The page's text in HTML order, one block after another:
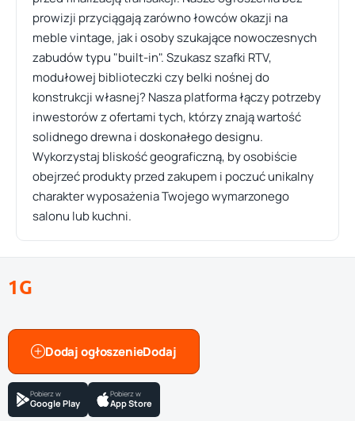
prowizji przyciągają zarówno łowców okazji na
meble vintage, jak i osoby szukające nowoczesnych
zabudów typu "built-in". Szukasz szafki RTV,
modułowej biblioteczki czy belki nośnej do
konstrukcji własnej? Nasza platforma łączy potrzeby
inwestorów z ofertami tych, którzy znają wartość
solidnego drewna i doskonałego designu.
Wykorzystaj bliskość geograficzną, by osobiście
obejrzeć produkty przed zakupem i poczuć unikalny
charakter wyposażenia Twojego wymarzonego
salonu lub kuchni.
1G
Dodaj ogłoszenie
Pobierz w
Google Play
Pobierz w
App Store